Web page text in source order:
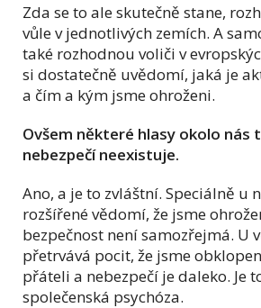
Zda se to ale skutečně stane,
vůle v jednotlivých zemích. A
také rozhodnou voliči v
si dostatečně uvědomí, jaká je
a čím a kým jsme ohroženi.
Ovšem některé hlasy okolo nás
nebezpečí neexistuje.
Ano, a je to zvláštní. Speciálně u
rozšířené vědomí, že jsme
bezpečnost není samozřejmá. U
přetrvává pocit, že jsme
přáteli a nebezpečí je daleko. Je
společenská psychóza.